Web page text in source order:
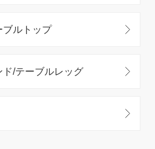
ブルトップ
ド/テーブルレッグ